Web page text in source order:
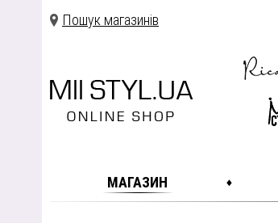
Пошук магазинів
МАГАЗИН